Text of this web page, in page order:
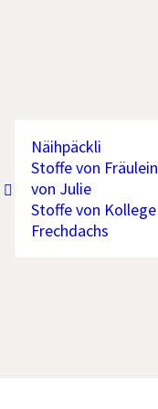
Näihpäckli
Stoffe von Fräulein
von Julie
Stoffe von Kollege
Frechdachs